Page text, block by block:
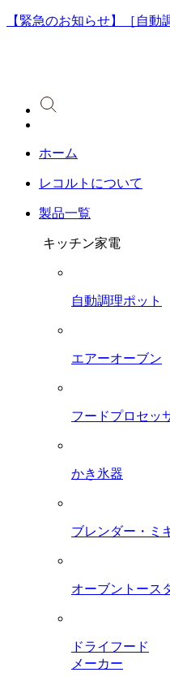
【緊急のお知らせ】［自
ホーム
レコルトについて
製品一覧
キッチン家電
自動調理ポット
エアーオーブン
フードプロセッ
かき氷器
ブレンダー・ミ
オーブントース
ドライフード
メーカー